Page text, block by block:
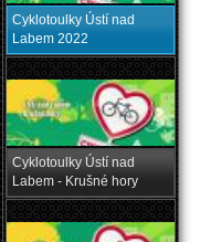
Cyklotoulky Ústí nad
Labem 2022
Cyklotoulky Ústí nad
Labem - Krušné hory